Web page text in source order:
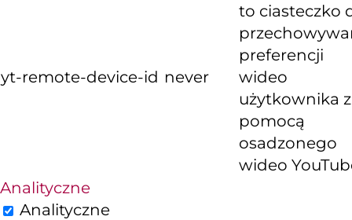
yt-remote-device-id never
to ciasteczko
preferencji
wideo
użytkownika
pomocą
osadzonego
wideo
Analityczne
Analityczne